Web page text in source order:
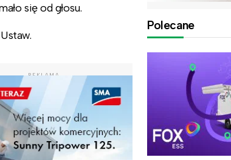
się od głosu.
REKLAMA
Polecane